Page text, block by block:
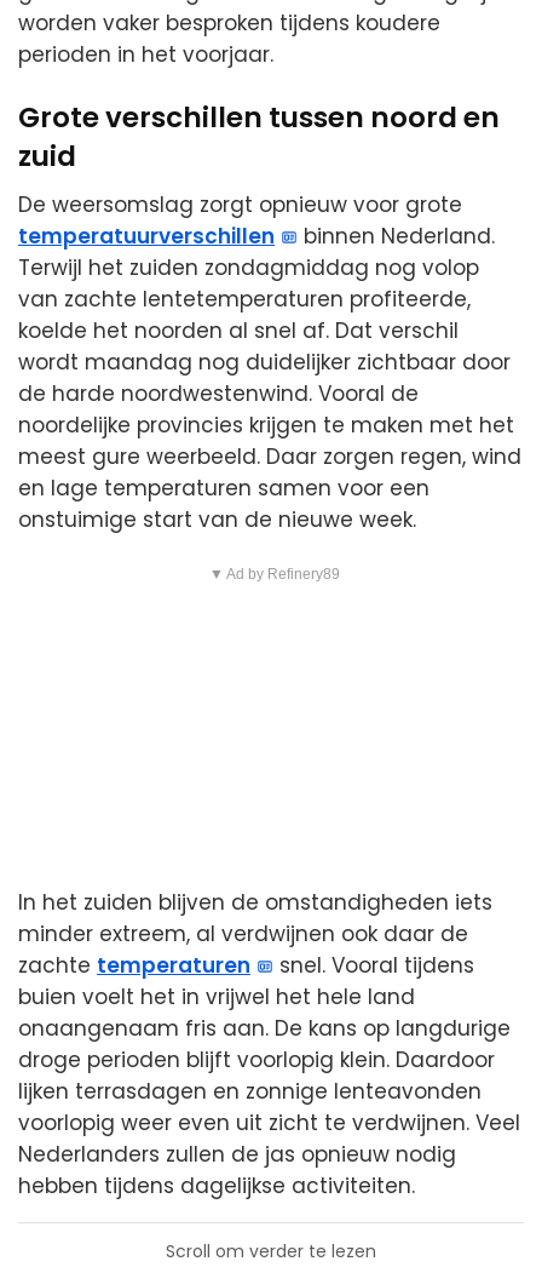
worden vaker besproken tijdens koudere
perioden in het voorjaar.
Grote verschillen tussen noord en
zuid
De weersomslag zorgt opnieuw voor grote
temperatuurverschillen
binnen Nederland.
Terwijl het zuiden zondagmiddag nog volop
van zachte lentetemperaturen profiteerde,
koelde het noorden al snel af. Dat verschil
wordt maandag nog duidelijker zichtbaar door
de harde noordwestenwind. Vooral de
noordelijke provincies krijgen te maken met het
meest gure weerbeeld. Daar zorgen regen, wind
en lage temperaturen samen voor een
onstuimige start van de nieuwe week.
▼ Ad by Refinery89
In het zuiden blijven de omstandigheden iets
minder extreem, al verdwijnen ook daar de
zachte temperaturen
snel. Vooral tijdens
buien voelt het in vrijwel het hele land
onaangenaam fris aan. De kans op langdurige
droge perioden blijft voorlopig klein. Daardoor
lijken terrasdagen en zonnige lenteavonden
voorlopig weer even uit zicht te verdwijnen. Veel
Nederlanders zullen de jas opnieuw nodig
hebben tijdens dagelijkse activiteiten.
Scroll om verder te lezen